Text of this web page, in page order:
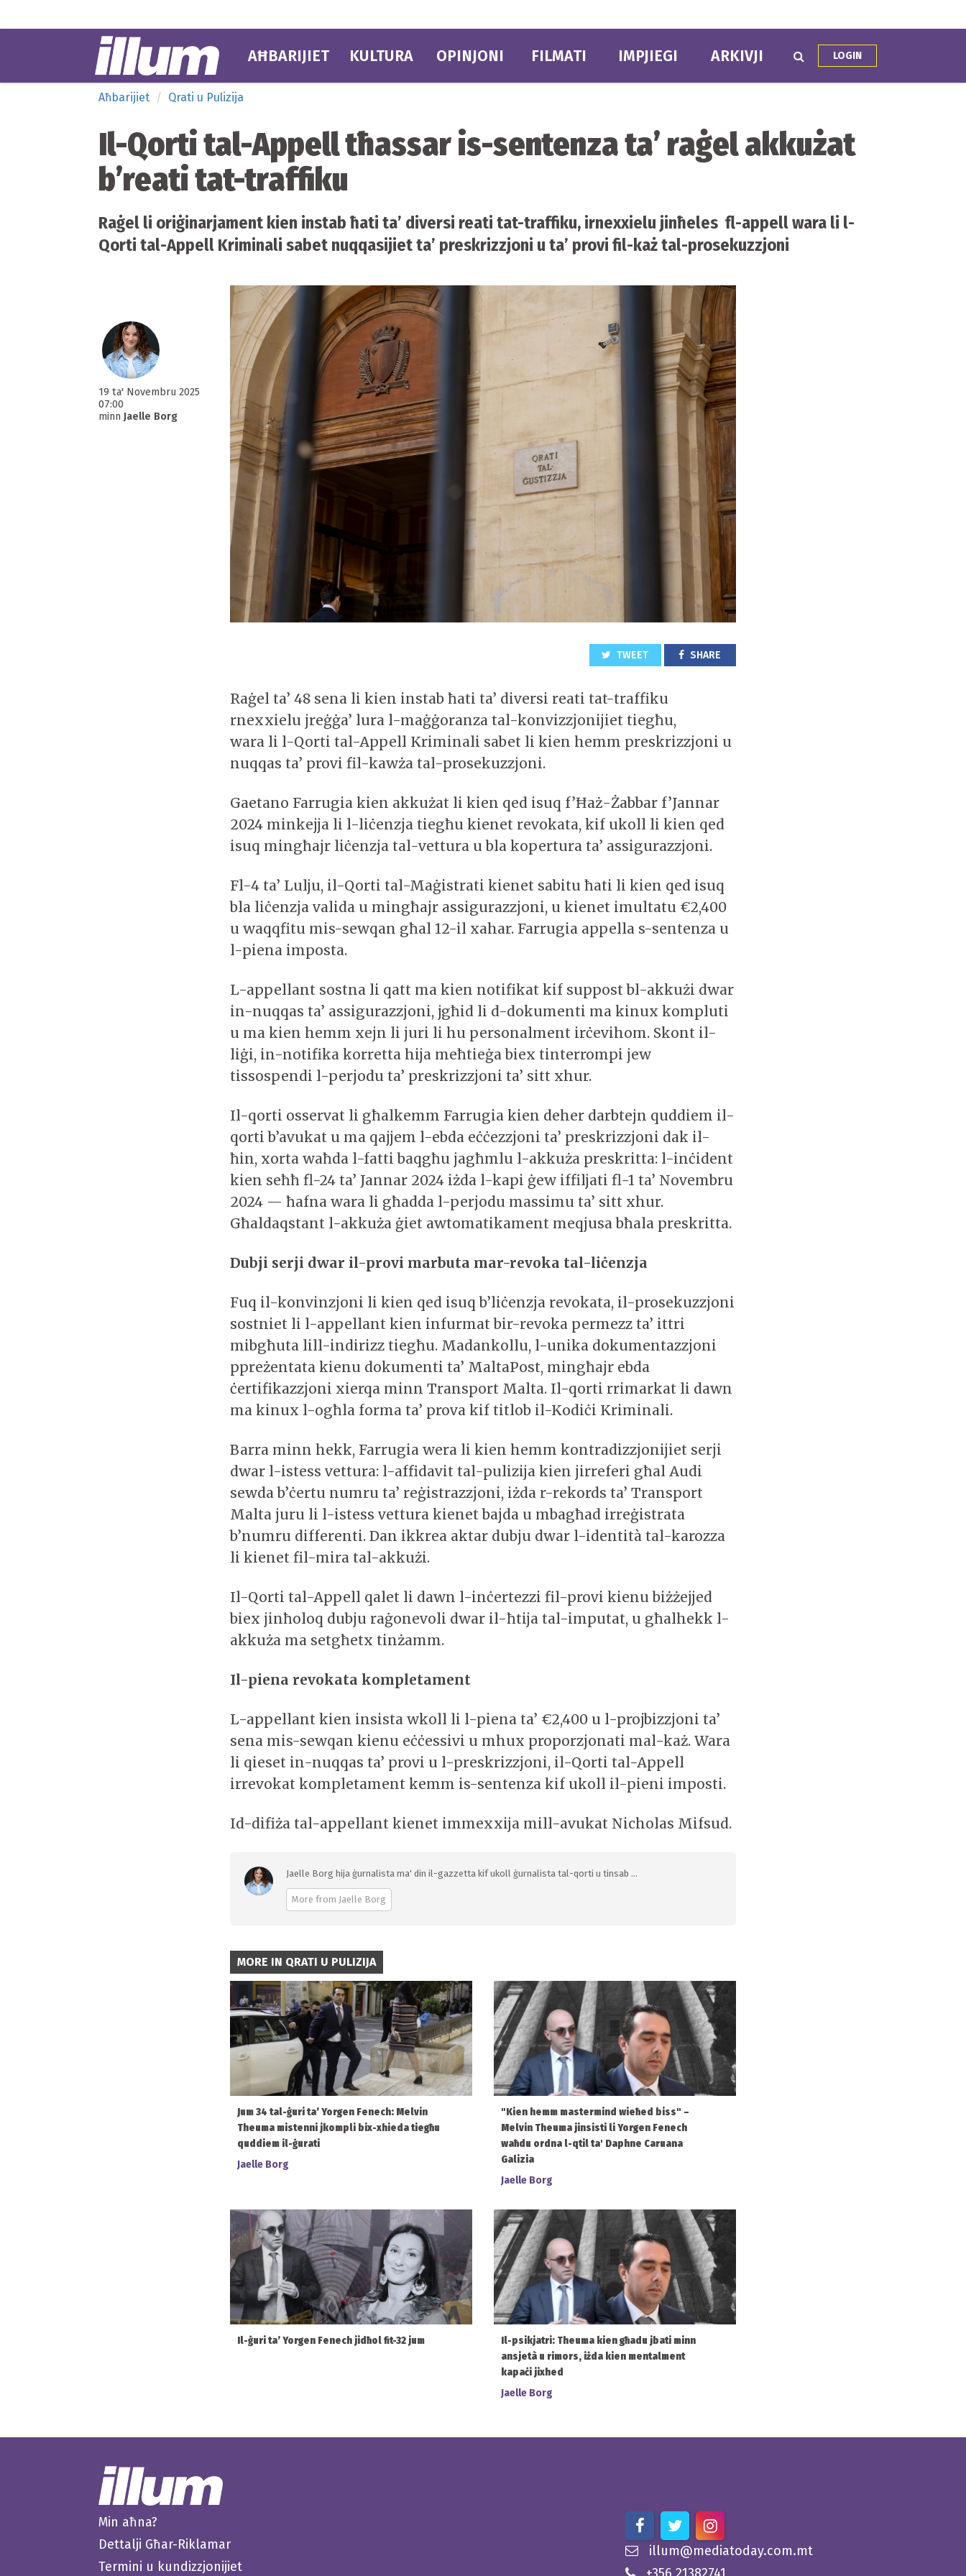
AĦBARIJIET KULTURA OPINJONI FILMATI IMPJIEGI ARKIVJI LOGIN
Aħbarijiet Qrati u Pulizija
Il-Qorti tal-Appell tħassar is-sentenza ta’ raġel akkużat
b’reati tat-traffiku
Raġel li oriġinarjament kien instab ħati ta’ diversi reati tat-traffiku, irnexxielu jinħeles fl-appell wara li l-
Qorti tal-Appell Kriminali sabet nuqqasijiet ta’ preskrizzjoni u ta’ provi fil-każ tal-prosekuzzjoni
19 ta' Novembru 2025
07:00
minn Jaelle Borg
TWEET SHARE
Raġel ta’ 48 sena li kien instab ħati ta’ diversi reati tat-traffiku
rnexxielu jreġġa’ lura l-maġġoranza tal-konvizzjonijiet tiegħu,
wara li l-Qorti tal-Appell Kriminali sabet li kien hemm preskrizzjoni u
nuqqas ta’ provi fil-kawża tal-prosekuzzjoni.
Gaetano Farrugia kien akkużat li kien qed isuq f’Ħaż-Żabbar f’Jannar
2024 minkejja li l-liċenzja tiegħu kienet revokata, kif ukoll li kien qed
isuq mingħajr liċenzja tal-vettura u bla kopertura ta’ assigurazzjoni.
Fl-4 ta’ Lulju, il-Qorti tal-Maġistrati kienet sabitu ħati li kien qed isuq
bla liċenzja valida u mingħajr assigurazzjoni, u kienet imultatu €2,400
u waqqfitu mis-sewqan għal 12-il xahar. Farrugia appella s-sentenza u
l-piena imposta.
L-appellant sostna li qatt ma kien notifikat kif suppost bl-akkużi dwar
in-nuqqas ta’ assigurazzjoni, jgħid li d-dokumenti ma kinux kompluti
u ma kien hemm xejn li juri li hu personalment irċevihom. Skont il-
liġi, in-notifika korretta hija meħtieġa biex tinterrompi jew
tissospendi l-perjodu ta’ preskrizzjoni ta’ sitt xhur.
Il-qorti osservat li għalkemm Farrugia kien deher darbtejn quddiem il-
qorti b’avukat u ma qajjem l-ebda eċċezzjoni ta’ preskrizzjoni dak il-
ħin, xorta waħda l-fatti baqgħu jagħmlu l-akkuża preskritta: l-inċident
kien seħħ fl-24 ta’ Jannar 2024 iżda l-kapi ġew iffiljati fl-1 ta’ Novembru
2024 — ħafna wara li għadda l-perjodu massimu ta’ sitt xhur.
Għaldaqstant l-akkuża ġiet awtomatikament meqjusa bħala preskritta.
Dubji serji dwar il-provi marbuta mar-revoka tal-liċenzja
Fuq il-konvinzjoni li kien qed isuq b’liċenzja revokata, il-prosekuzzjoni
sostniet li l-appellant kien infurmat bir-revoka permezz ta’ ittri
mibgħuta lill-indirizz tiegħu. Madankollu, l-unika dokumentazzjoni
ppreżentata kienu dokumenti ta’ MaltaPost, mingħajr ebda
ċertifikazzjoni xierqa minn Transport Malta. Il-qorti rrimarkat li dawn
ma kinux l-ogħla forma ta’ prova kif titlob il-Kodiċi Kriminali.
Barra minn hekk, Farrugia wera li kien hemm kontradizzjonijiet serji
dwar l-istess vettura: l-affidavit tal-pulizija kien jirreferi għal Audi
sewda b’ċertu numru ta’ reġistrazzjoni, iżda r-rekords ta’ Transport
Malta juru li l-istess vettura kienet bajda u mbagħad irreġistrata
b’numru differenti. Dan ikkrea aktar dubju dwar l-identità tal-karozza
li kienet fil-mira tal-akkużi.
Il-Qorti tal-Appell qalet li dawn l-inċertezzi fil-provi kienu biżżejjed
biex jinħoloq dubju raġonevoli dwar il-ħtija tal-imputat, u għalhekk l-
akkuża ma setgħetx tinżamm.
Il-piena revokata kompletament
L-appellant kien insista wkoll li l-piena ta’ €2,400 u l-projbizzjoni ta’
sena mis-sewqan kienu eċċessivi u mhux proporzjonati mal-każ. Wara
li qieset in-nuqqas ta’ provi u l-preskrizzjoni, il-Qorti tal-Appell
irrevokat kompletament kemm is-sentenza kif ukoll il-pieni imposti.
Id-difiża tal-appellant kienet immexxija mill-avukat Nicholas Mifsud.
Jaelle Borg hija ġurnalista ma' din il-gazzetta kif ukoll ġurnalista tal-qorti u tinsab ...
More from Jaelle Borg
MORE IN QRATI U PULIZIJA
Jum 34 tal-ġuri ta’ Yorgen Fenech: Melvin
Theuma mistenni jkompli bix-xhieda tiegħu
quddiem il-ġurati
Jaelle Borg
"Kien hemm mastermind wieħed biss" –
Melvin Theuma jinsisti li Yorgen Fenech
waħdu ordna l-qtil ta' Daphne Caruana
Galizia
Jaelle Borg
Il-ġuri ta’ Yorgen Fenech jidħol fit-32 jum
Il-psikjatri: Theuma kien għadu jbati minn
ansjetà u rimors, iżda kien mentalment
kapaċi jixhed
Jaelle Borg
Min aħna?
Dettalji Għar-Riklamar
Termini u kundizzjonijiet
illum@mediatoday.com.mt